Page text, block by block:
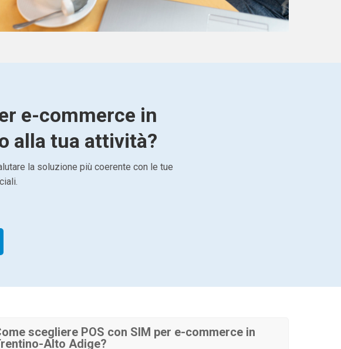
e-commerce in
alla tua attività?
la soluzione più coerente con le tue
scegliere POS con SIM per e-commerce in
Alto Adige?